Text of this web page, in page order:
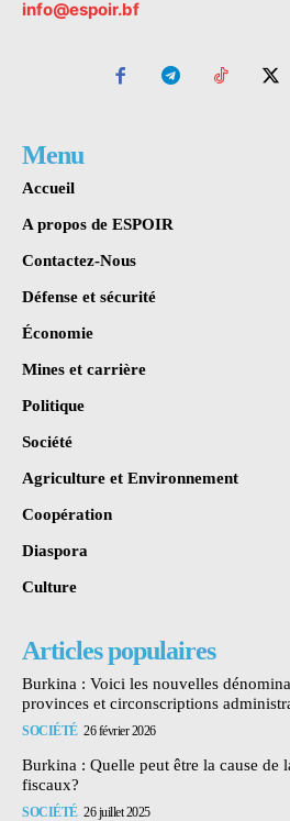
info@espoir.bf
Menu
Accueil
A propos de ESPOIR
Contactez-Nous
Défense et sécurité
Économie
Mines et carrière
Politique
Société
Agriculture et Environnement
Coopération
Diaspora
Culture
Articles populaires
Burkina : Voici les nouvelles
provinces et circonscriptions
SOCIÉTÉ 26 février 2026
Burkina : Quelle peut être la cause de
fiscaux?
SOCIÉTÉ 26 juillet 2025